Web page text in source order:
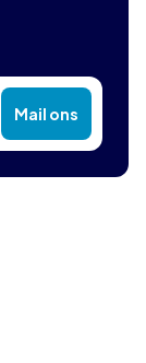
Mail ons